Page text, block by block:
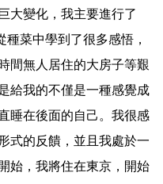
大變化，我主要進行了
種菜中學到了很多感悟，
間無人居住的大房子等艱
給我的不僅是一種感覺成
睡在後面的自己。我很感
式的反饋，並且我處於一
始，我將住在東京，開始